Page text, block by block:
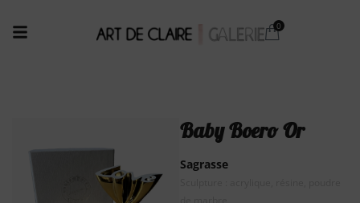
Baby Boero Or
Sagrasse